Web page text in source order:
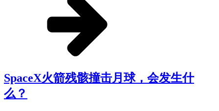
SpaceX火箭残骸撞击月球，会发生什
么？